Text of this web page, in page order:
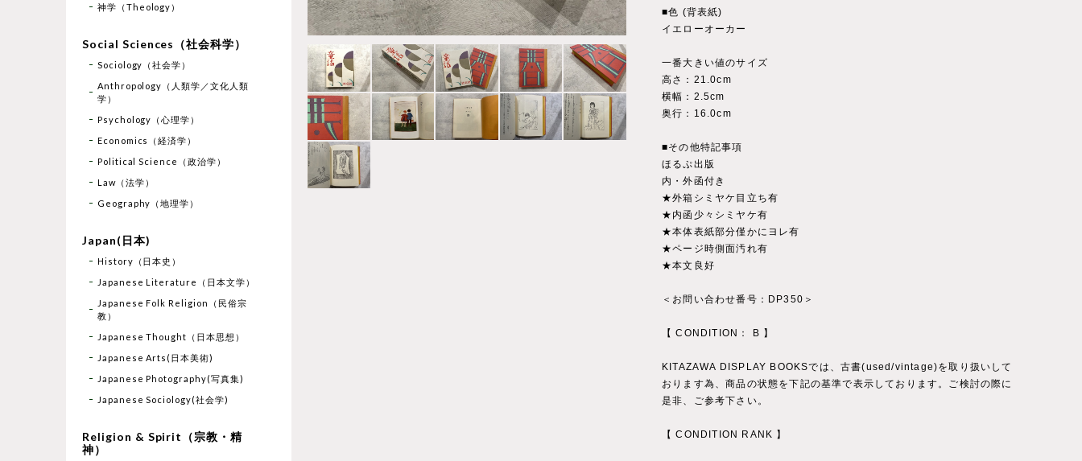
■色 (背表紙)
イエローオーカー
一番大きい値のサイズ
高さ：21.0cm
横幅：2.5cm
奥行：16.0cm
■その他特記事項
ほるぷ出版
内・外函付き
★外箱シミヤケ目立ち有
★内函少々シミヤケ有
★本体表紙部分僅かにヨレ有
★ページ時側面汚れ有
★本文良好
＜お問い合わせ番号：DP350＞
【 CONDITION： B 】
KITAZAWA DISPLAY BOOKSでは、古書(used/vintage)を取り扱いして
おります為、商品の状態を下記の基準で表示しております。ご検討の際に
是非、ご参考下さい。
【 CONDITION RANK 】
神学（Theology）
Social Sciences（社会科学）
Sociology（社会学）
Anthropology（人類学／文化人類
学）
Psychology（心理学）
Economics（経済学）
Political Science（政治学）
Law（法学）
Geography（地理学）
Japan(日本)
History（日本史）
Japanese Literature（日本文学）
Japanese Folk Religion（民俗宗
教）
Japanese Thought（日本思想）
Japanese Arts(日本美術)
Japanese Photography(写真集)
Japanese Sociology(社会学)
Religion & Spirit（宗教・精
神）